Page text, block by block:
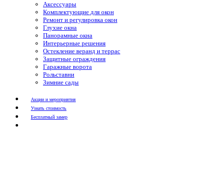
Аксессуары
Комплектующие для окон
Ремонт и регулировка окон
Глухие окна
Панорамные окна
Интерьерные решения
Остекление веранд и террас
Защитные ограждения
Гаражные ворота
Рольставни
Зимние сады
Акции и мероприятия
Узнать стоимость
Бесплатный замер